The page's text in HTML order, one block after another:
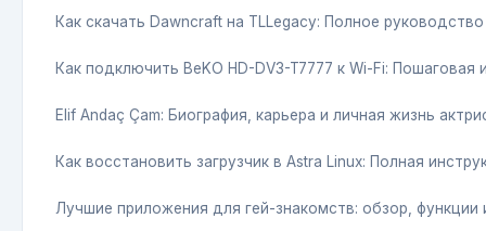
Как скачать Dawncraft на TLLegacy: Полное руководство
Как подключить BeKO HD-DV3-T7777 к Wi-Fi: Пошаговая
Elif Andaç Çam: Биография, карьера и личная жизнь
Как восстановить загрузчик в Astra Linux: Полная
Лучшие приложения для гей-знакомств: обзор, функции